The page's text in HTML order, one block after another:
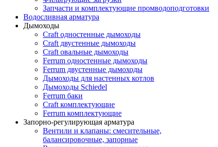
Запчасти и комплектующие промводоподготовки
Водосливная арматура
Дымоходы
Craft одностенные дымоходы
Craft двустенные дымоходы
Craft овальные дымоходы
Ferrum одностенные дымоходы
Ferrum двустенные дымоходы
Дымоходы для настенных котлов
Дымоходы Schiedel
Ferrum баки
Craft комплектующие
Ferrum комплектующие
Запорно-регулирующая арматура
Вентили и клапаны: смесительные,
балансировочные, запорные